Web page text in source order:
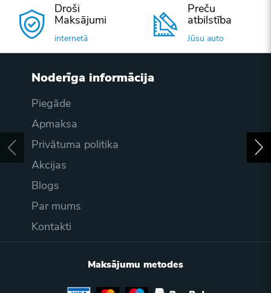
Droši
Maksājumi
internetā
Preču
atbilstība
Jūsu auto
Noderīga informācija
Piegāde
Apmaksa
Privātuma politika
Akcijas
Blogs
Par mums
Kontakti
Maksājumu metodes